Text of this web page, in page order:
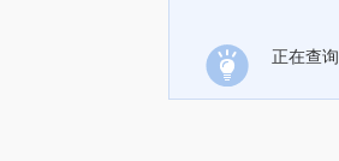
正在查